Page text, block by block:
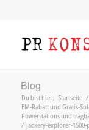
Blog
Du bist hier: Startseite /
EM-Rabatt und Gratis-
Powerstations und
/ jackery-explorer-1500-